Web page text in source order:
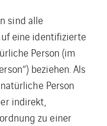
sind alle
eine identifizierte
Person (im
beziehen. Als
Person
indirekt,
zu einer